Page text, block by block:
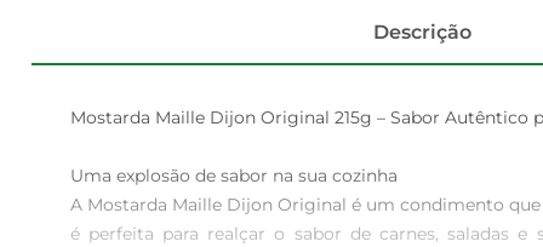
Descrição
Mostarda Maille Dijon Original 215g – Sabor Autêntico
Uma explosão de sabor na sua cozinha
A Mostarda Maille Dijon Original é um condimento que
é perfeita para realçar o sabor de carnes, saladas e